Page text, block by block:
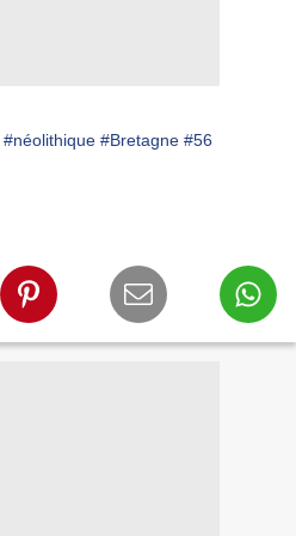
#néolithique #Bretagne #56